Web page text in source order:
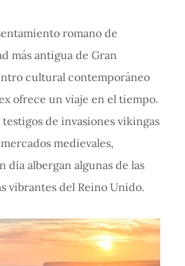
romano de
más antigua de Gran
cultural contemporáneo
ofrece un viaje en el tiempo.
testigos de invasiones vikingas
medievales,
día albergan algunas de las
vibrantes del Reino Unido.